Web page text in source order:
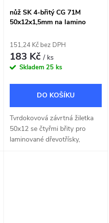
nůž SK 4-břitý CG 71M
50x12x1,5mm na lamino
151,24 Kč bez DPH
183 Kč/ ks
Skladem 25 ks
DO KOŠÍKU
Tvrdokovová závrtná žiletka
50x12 se čtyřmi břity pro
laminované dřevotřísky,